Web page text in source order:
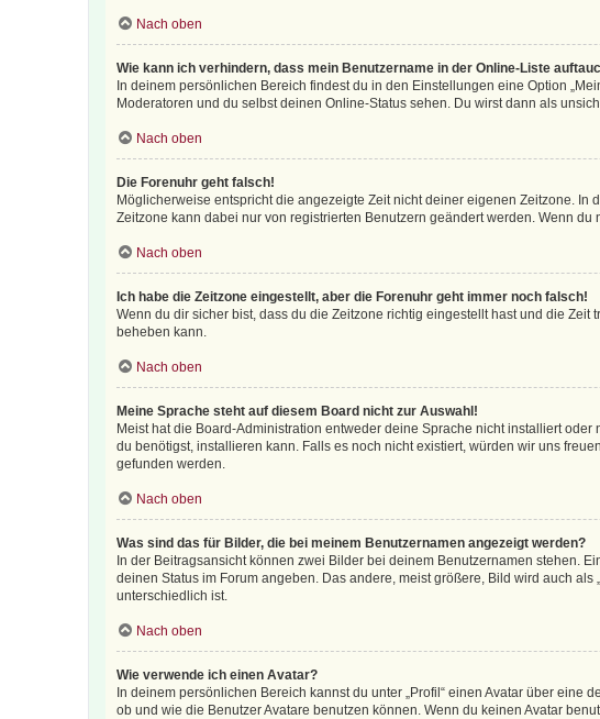
Nach oben
Wie kann ich verhindern, dass mein Benutzername in der Online-Liste
In deinem persönlichen Bereich findest du in den Einstellungen eine Option
Moderatoren und du selbst deinen Online-Status sehen. Du wirst dann als
Nach oben
Die Forenuhr geht falsch!
Möglicherweise entspricht die angezeigte Zeit nicht deiner eigenen Zeitzone. In
Zeitzone kann dabei nur von registrierten Benutzern geändert werden. Wenn du
Nach oben
Ich habe die Zeitzone eingestellt, aber die Forenuhr geht immer noch falsch!
Wenn du dir sicher bist, dass du die Zeitzone richtig eingestellt hast und die
beheben kann.
Nach oben
Meine Sprache steht auf diesem Board nicht zur Auswahl!
Meist hat die Board-Administration entweder deine Sprache nicht installiert
du benötigst, installieren kann. Falls es noch nicht existiert, würden wir uns
gefunden werden.
Nach oben
Was sind das für Bilder, die bei meinem Benutzernamen angezeigt werden?
In der Beitragsansicht können zwei Bilder bei deinem Benutzernamen stehen.
deinen Status im Forum angeben. Das andere, meist größere, Bild wird auch
unterschiedlich ist.
Nach oben
Wie verwende ich einen Avatar?
In deinem persönlichen Bereich kannst du unter „Profil“ einen Avatar über eine
ob und wie die Benutzer Avatare benutzen können. Wenn du keinen Avatar